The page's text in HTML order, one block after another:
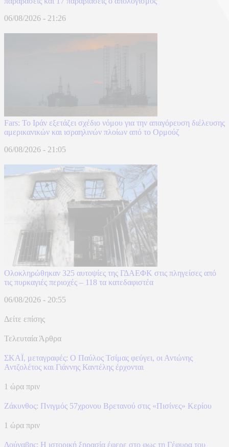
06/08/2026 - 21:26
Fars: Το Ιράν εξετάζει σχέδιο νόμου για την απαγόρευση διέλευσης
αμερικανικών και ισραηλινών πλοίων από το Ορμούζ
06/08/2026 - 21:05
Ολοκληρώθηκαν 325 αυτοψίες της ΓΔΑΕΦΚ στις πληγείσες από
τις πυρκαγιές περιοχές – 118 τα κατεδαφιστέα
06/08/2026 - 20:55
Δείτε επίσης
Τελευταία Άρθρα
ΣΚΑΪ, μεταγραφές: Ο Παύλος Τσίμας φεύγει, οι Αντώνης
Αντζολέτος και Γιάννης Καντέλης έρχονται
1 ώρα πριν
Ζάκυνθος: Πνιγμός 57χρονου Βρετανού στις «Πισίνες» Κερίου
1 ώρα πριν
Δούναβης: Η ιστορική ξηρασία έφερε στο φως τη Γέφυρα του